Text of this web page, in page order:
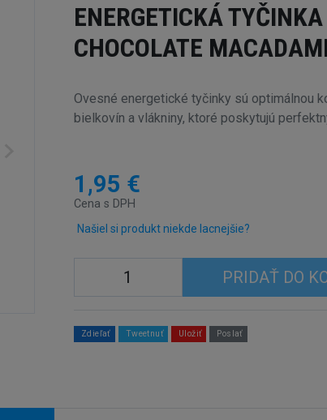
ENERGETICKÁ
CHOCOLATE
Ovesné energetické tyčinky sú optimálnou
bielkovín a vlákniny, ktoré poskytujú
1,95 €
Cena s DPH
Našiel si produkt niekde lacnejšie?
PRIDAŤ DO
Zdieľať Tweetnuť Uložiť Poslať